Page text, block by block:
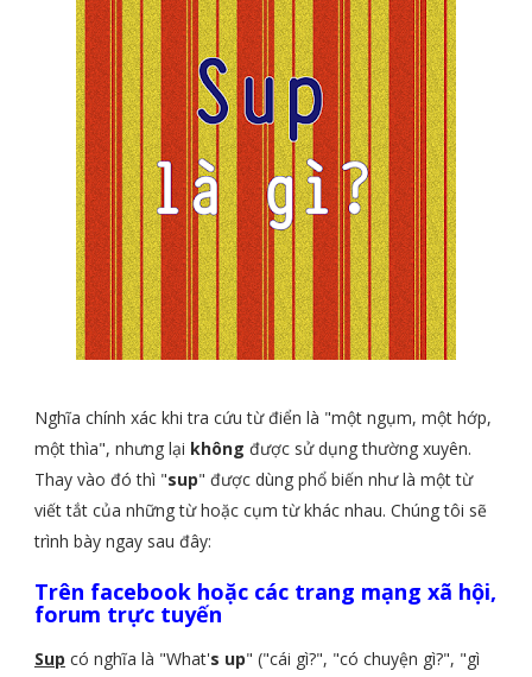
Nghĩa chính xác khi tra cứu từ điển là "một ngụm, một hớp,
một thìa", nhưng lại không được sử dụng thường xuyên.
Thay vào đó thì "sup" được dùng phổ biến như là một từ
viết tắt của những từ hoặc cụm từ khác nhau. Chúng tôi sẽ
trình bày ngay sau đây:
Trên facebook hoặc các trang mạng xã hội,
forum trực tuyến
Sup có nghĩa là "What's up" ("cái gì?", "có chuyện gì?", "gì